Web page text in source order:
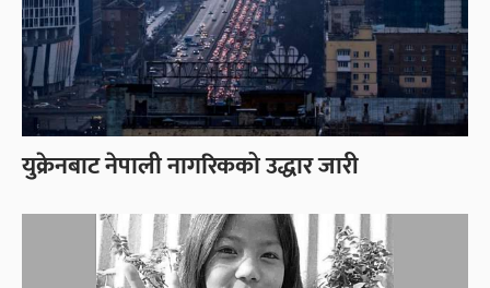
युक्रेनबाट नेपाली नागरिकको उद्धार जारी